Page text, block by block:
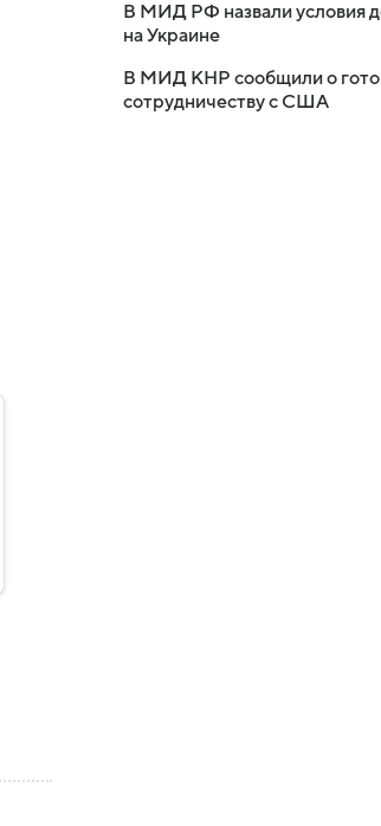
В МИД РФ назвали условия
на Украине
В МИД КНР сообщили о
сотрудничеству с США